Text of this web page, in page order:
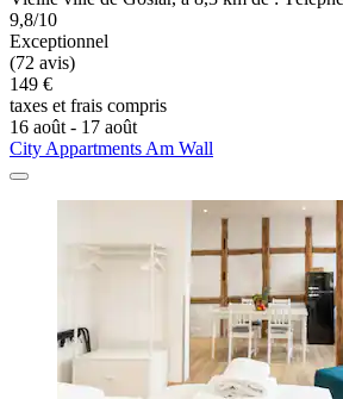
9,8/10
Exceptionnel
(72 avis)
149 €
taxes et frais compris
16 août - 17 août
City Appartments Am Wall